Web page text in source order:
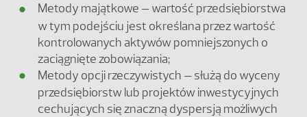
Metody majątkowe – wartość przedsiębiorstwa
w tym podejściu jest określana przez wartość
kontrolowanych aktywów pomniejszonych o
zaciągnięte zobowiązania;
Metody opcji rzeczywistych – służą do wyceny
przedsiębiorstw lub projektów inwestycyjnych
cechujących się znaczną dyspersją możliwych